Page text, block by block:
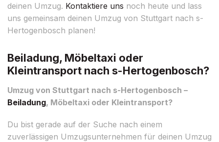
deinen Umzug. Kontaktiere uns noch heute und lass
uns gemeinsam deinen Umzug von Stuttgart nach s-
Hertogenbosch planen!
Beiladung, Möbeltaxi oder
Kleintransport nach s-Hertogenbosch?
Umzug von Stuttgart nach s-Hertogenbosch –
Beiladung, Möbeltaxi oder Kleintransport?
Du bist gerade auf der Suche nach einem
zuverlässigen Umzugsunternehmen für deinen Umzug